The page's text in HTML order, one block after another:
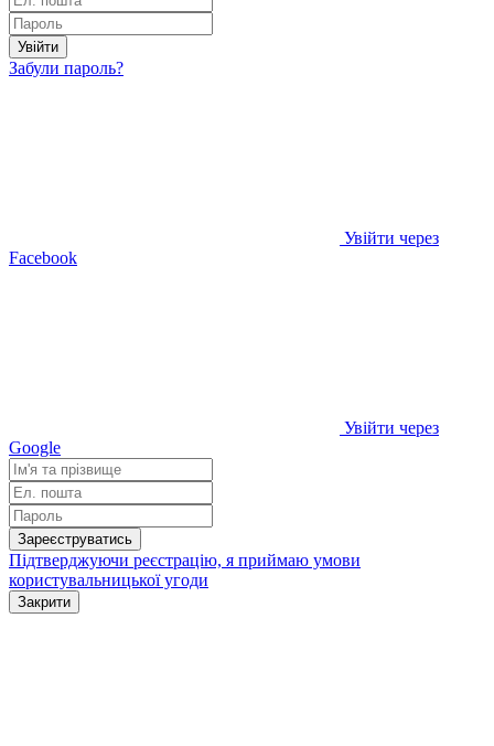
Увійти
Забули пароль?
Увійти через
Facebook
Увійти через
Google
Зареєструватись
Підтверджуючи реєстрацію, я приймаю умови
користувальницької угоди
Закрити